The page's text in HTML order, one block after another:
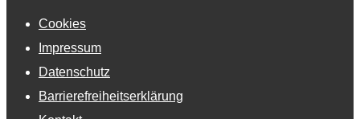
Cookies
Impressum
Datenschutz
Barrierefreiheitserklärung